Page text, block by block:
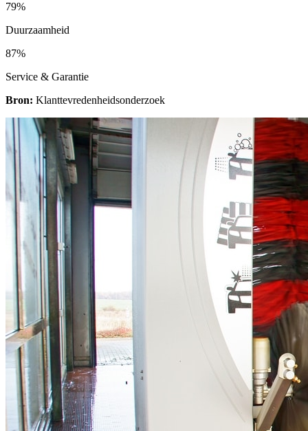
79%
Duurzaamheid
87%
Service & Garantie
Bron: Klanttevredenheidsonderzoek